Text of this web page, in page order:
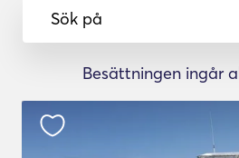
Sök på
Besättningen ingår